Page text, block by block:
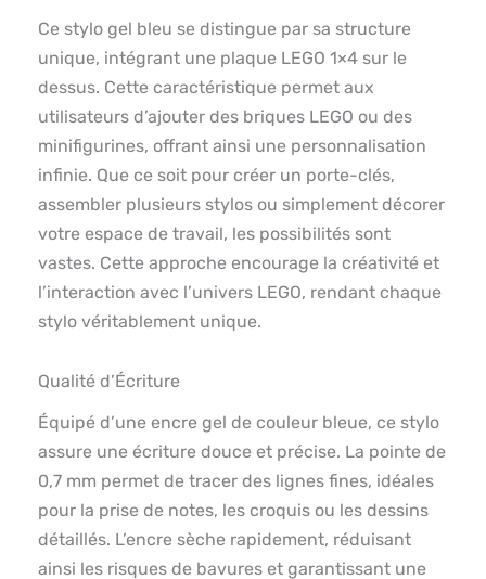
Ce stylo gel bleu se distingue par sa structure
unique, intégrant une plaque LEGO 1×4 sur le
dessus. Cette caractéristique permet aux
utilisateurs d’ajouter des briques LEGO ou des
minifigurines, offrant ainsi une personnalisation
infinie. Que ce soit pour créer un porte-clés,
assembler plusieurs stylos ou simplement décorer
votre espace de travail, les possibilités sont
vastes. Cette approche encourage la créativité et
l’interaction avec l’univers LEGO, rendant chaque
stylo véritablement unique.
Qualité d’Écriture
Équipé d’une encre gel de couleur bleue, ce stylo
assure une écriture douce et précise. La pointe de
0,7 mm permet de tracer des lignes fines, idéales
pour la prise de notes, les croquis ou les dessins
détaillés. L’encre sèche rapidement, réduisant
ainsi les risques de bavures et garantissant une